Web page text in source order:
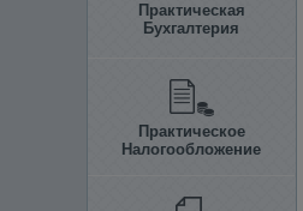
Практическая
Бухгалтерия
Практическое
Налогообложение